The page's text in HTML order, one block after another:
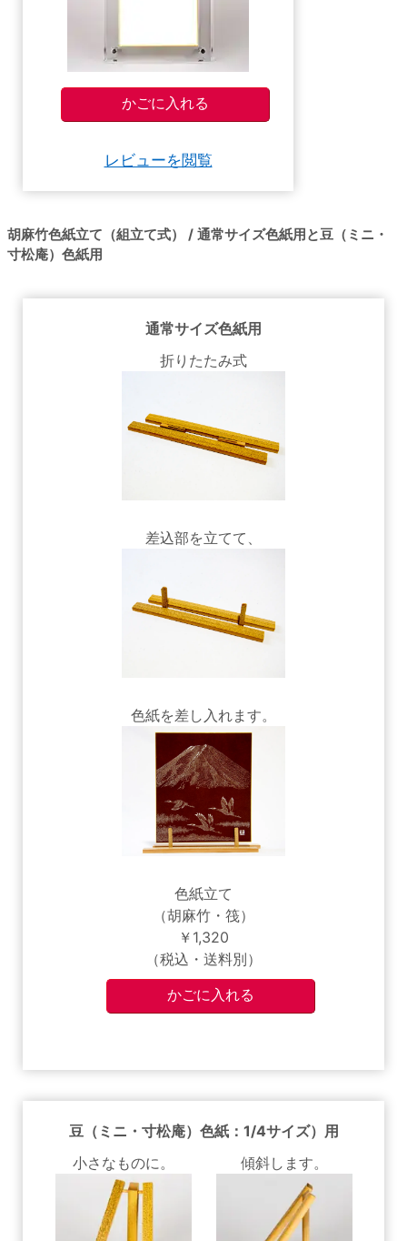
レビューを閲覧
胡麻竹色紙立て（組立て式） / 通常サイズ色紙用と豆（ミニ・
寸松庵）色紙用
通常サイズ色紙用
折りたたみ式
差込部を立てて、
色紙を差し入れます。
色紙立て
（胡麻竹・筏）
￥1,320
（税込・送料別）
豆（ミニ・寸松庵）色紙：1/4サイズ）用
小さなものに。
傾斜します。